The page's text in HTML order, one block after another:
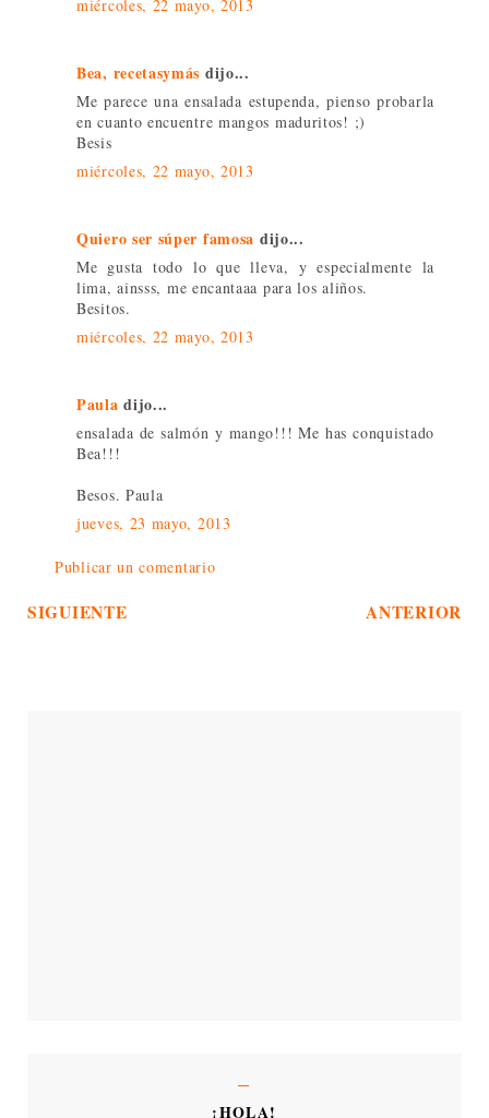
miércoles, 22 mayo, 2013
Bea, recetasymás dijo...
Me parece una ensalada estupenda, pienso probarla
en cuanto encuentre mangos maduritos! ;)
Besis
miércoles, 22 mayo, 2013
Quiero ser súper famosa dijo...
Me gusta todo lo que lleva, y especialmente la
lima, ainsss, me encantaaa para los aliños.
Besitos.
miércoles, 22 mayo, 2013
Paula dijo...
ensalada de salmón y mango!!! Me has conquistado
Bea!!!
Besos. Paula
jueves, 23 mayo, 2013
Publicar un comentario
SIGUIENTE ANTERIOR
¡HOLA!